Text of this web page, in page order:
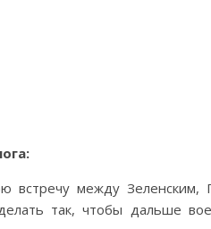
встречу между
так, чтобы дальше